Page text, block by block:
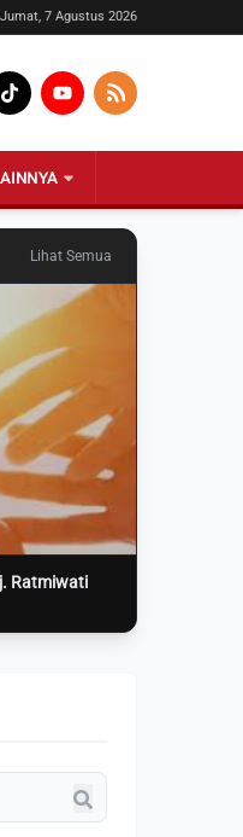
Jumat, 7 Agustus 2026
Lihat Semua
Ratmiwati